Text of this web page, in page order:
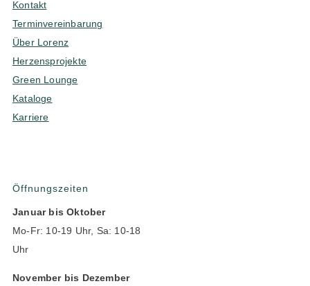
Kontakt
Terminvereinbarung
Über Lorenz
Herzensprojekte
Green Lounge
Kataloge
Karriere
Öffnungszeiten
Januar bis Oktober
Mo-Fr: 10-19 Uhr, Sa: 10-18
Uhr
November bis Dezember